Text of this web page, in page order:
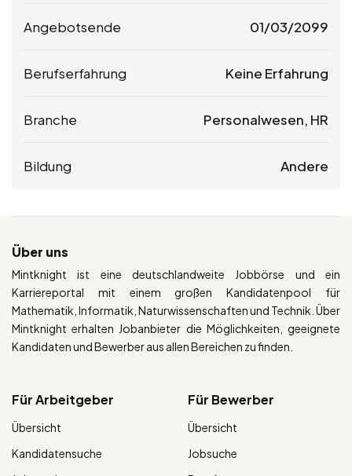
Angebotsende 01/03/2099
Berufserfahrung Keine Erfahrung
Branche Personalwesen, HR
Bildung Andere
Über uns
Mintknight ist eine deutschlandweite Jobbörse und ein
Karriereportal mit einem großen Kandidatenpool für
Mathematik, Informatik, Naturwissenschaften und Technik. Über
Mintknight erhalten Jobanbieter die Möglichkeiten, geeignete
Kandidaten und Bewerber aus allen Bereichen zu finden.
Für Arbeitgeber
Übersicht
Kandidatensuche
Für Bewerber
Übersicht
Jobsuche